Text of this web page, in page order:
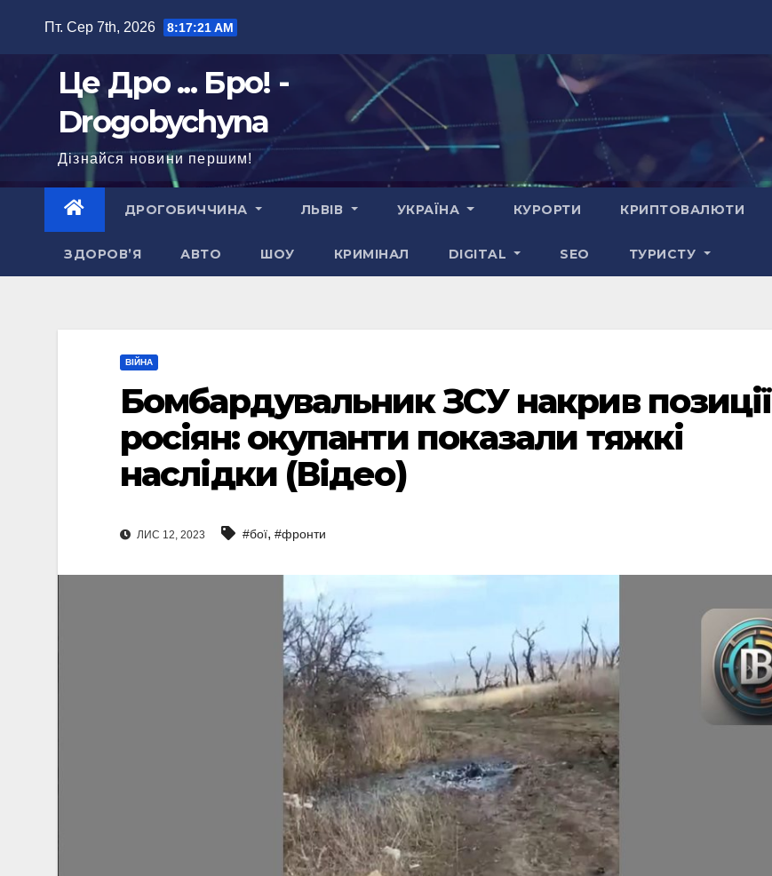
Пт. Сер 7th, 2026 8:17:22 AM
Це Дро ... Бро! -
Drogobychyna
Дізнайся новини першим!
ДРОГОБИЧЧИНА ЛЬВІВ УКРАЇНА КУРОРТИ КРИПТОВАЛЮТИ
ЗДОРОВ’Я АВТО ШОУ КРИМІНАЛ DIGITAL SEO ТУРИСТУ
ВІЙНА
Бомбардувальник ЗСУ накрив позиції
росіян: окупанти показали тяжкі
наслідки (Відео)
ЛИС 12, 2023 #бої, #фронти